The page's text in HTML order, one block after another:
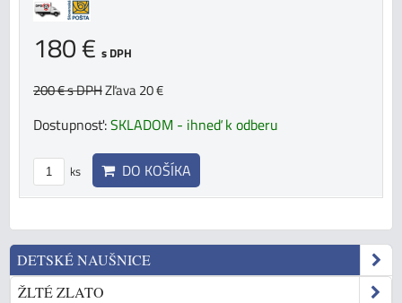
180 € s DPH
200 €s DPHZľava 20 €
Dostupnosť:SKLADOM - ihneď k odberu
ks DO KOŠÍKA
DETSKÉ NAUŠNICE
ŽLTÉ ZLATO